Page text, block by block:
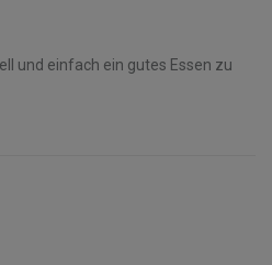
und einfach ein gutes Essen zu